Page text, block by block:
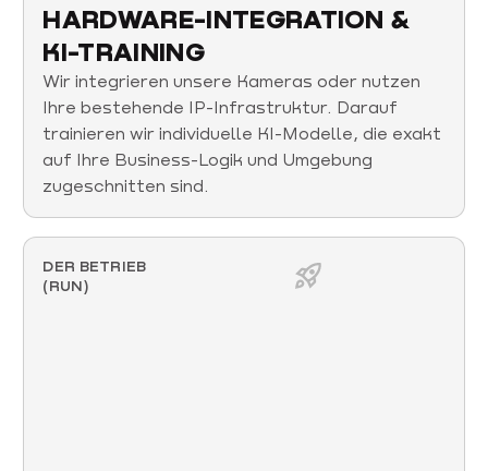
HARDWARE-INTEGRATION &
KI-TRAINING
Wir integrieren unsere Kameras oder nutzen
Ihre bestehende IP-Infrastruktur. Darauf
trainieren wir individuelle KI-Modelle, die exakt
auf Ihre Business-Logik und Umgebung
zugeschnitten sind.
DER BETRIEB
(RUN)